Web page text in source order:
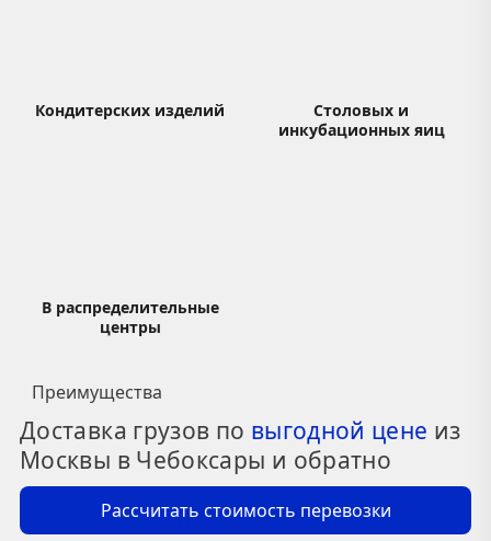
Кондитерских изделий
Столовых и
инкубационных яиц
В распределительные
центры
Преимущества
Доставка грузов по выгодной цене из
Москвы в Чебоксары и обратно
Рассчитать стоимость перевозки